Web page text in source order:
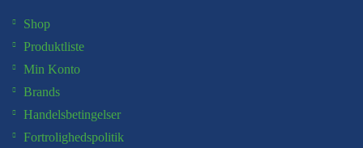
Shop
Produktliste
Min Konto
Brands
Handelsbetingelser
Fortrolighedspolitik